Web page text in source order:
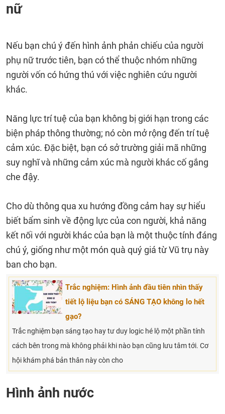
nữ
Nếu bạn chú ý đến hình ảnh phản chiếu của người
phụ nữ trước tiên, bạn có thể thuộc nhóm những
người vốn có hứng thú với việc nghiên cứu người
khác.
Năng lực trí tuệ của bạn không bị giới hạn trong các
biện pháp thông thường; nó còn mở rộng đến trí tuệ
cảm xúc. Đặc biệt, bạn có sở trường giải mã những
suy nghĩ và những cảm xúc mà người khác cố gắng
che đậy.
Cho dù thông qua xu hướng đồng cảm hay sự hiểu
biết bẩm sinh về động lực của con người, khả năng
kết nối với người khác của bạn là một thuộc tính đáng
chú ý, giống như một món quà quý giá từ Vũ trụ này
ban cho bạn.
Trắc nghiệm: Hình ảnh đầu tiên nhìn thấy
tiết lộ liệu bạn có SÁNG TẠO không lo hết
gạo?
Trắc nghiệm bạn sáng tạo hay tư duy logic hé lộ một phần tính
cách bên trong mà không phải khi nào bạn cũng lưu tâm tới. Cơ
hội khám phá bản thân này còn cho
Hình ảnh nước